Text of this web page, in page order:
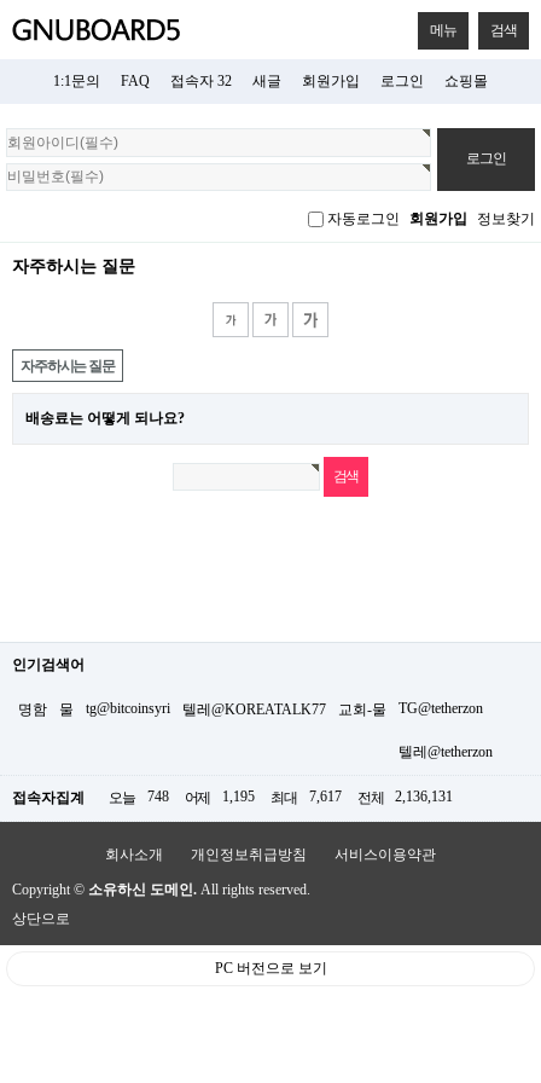
메뉴 검색
1:1문의 FAQ 접속자 32 새글 회원가입 로그인 쇼핑몰
회
원
로
자동로그인 회원가입 정보찾기
자주하시는 질문
자주하시는 질문
배송료는 어떻게 되나요?
인기검색어
명함 물 tg@bitcoinsyri 텔레@KOREATALK77 교회-물 TG@tetherzon
텔레@tetherzon
접속자집계 오늘 748 어제 1,195 최대 7,617 전체 2,136,131
회사소개 개인정보취급방침 서비스이용약관
Copyright © 소유하신 도메인. All rights reserved.
상단으로
PC 버전으로 보기